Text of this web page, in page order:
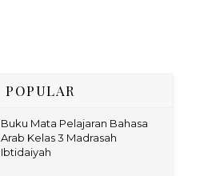
POPULAR
Buku Mata Pelajaran Bahasa
Arab Kelas 3 Madrasah
Ibtidaiyah